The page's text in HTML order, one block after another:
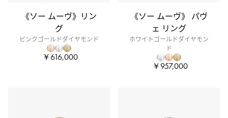
《ソー ムーヴ》リン
グ
ピンクゴールドダイヤモンド
￥616,000
《ソー ムーヴ》 パヴ
ェ リング
ホワイトゴールドダイヤモン
ド
￥957,000